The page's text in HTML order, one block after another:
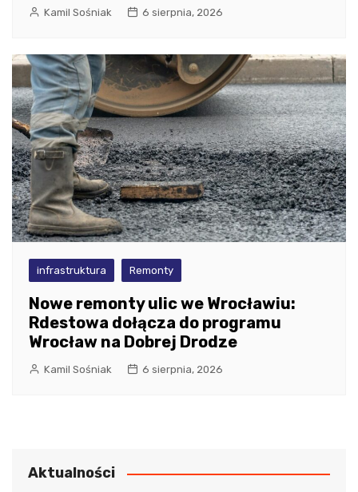
Kamil Sośniak 6 sierpnia, 2026
infrastruktura Remonty
Nowe remonty ulic we Wrocławiu:
Rdestowa dołącza do programu
Wrocław na Dobrej Drodze
Kamil Sośniak 6 sierpnia, 2026
Aktualności